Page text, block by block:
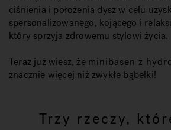
ciśnienia i położenia dysz w celu
spersonalizowanego, kojącego i
który sprzyja zdrowemu stylowi życia.
Teraz już wiesz, że minibasen z
znacznie więcej niż zwykłe bąbelki!
Trzy rzeczy,